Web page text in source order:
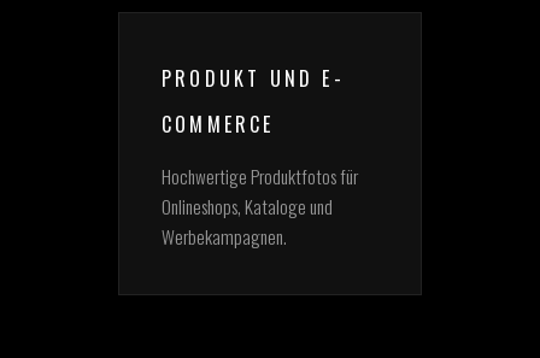
PRODUKT UND E-
COMMERCE
Hochwertige Produktfotos für
Onlineshops, Kataloge und
Werbekampagnen.